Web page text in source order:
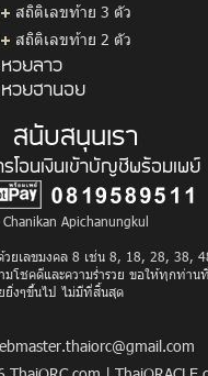
สถิติเลขท้าย 3 ตัว
สถิติเลขท้าย 2 ตัว
หวยลาว
หวยฮานอย
สนับสนุนเรา
โอนเงินเข้าบัญชีพร้อมเพย์
Chanikan Apichanungkul
วยเลขมงคล 8 เช่น 8, 18, 28, 38,
โชคดีและความร่ำรวย ขอให้ทุกท่าน
ยิ่งๆขึ้นไป ไม่มีที่สิ้นสุด